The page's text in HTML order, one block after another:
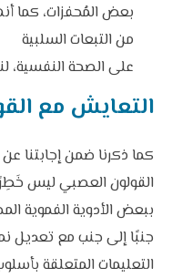
بعض المُحفزات، كما
من التبعات السلبية
على الصحة النفسية،
التعايش مع
كما ذكرنا ضمن إجابتنا
القولون العصبي ليس
ببعض الأدوية الفموية
جنبًا إلى جنب مع تعديل
التعليمات المتعلقة